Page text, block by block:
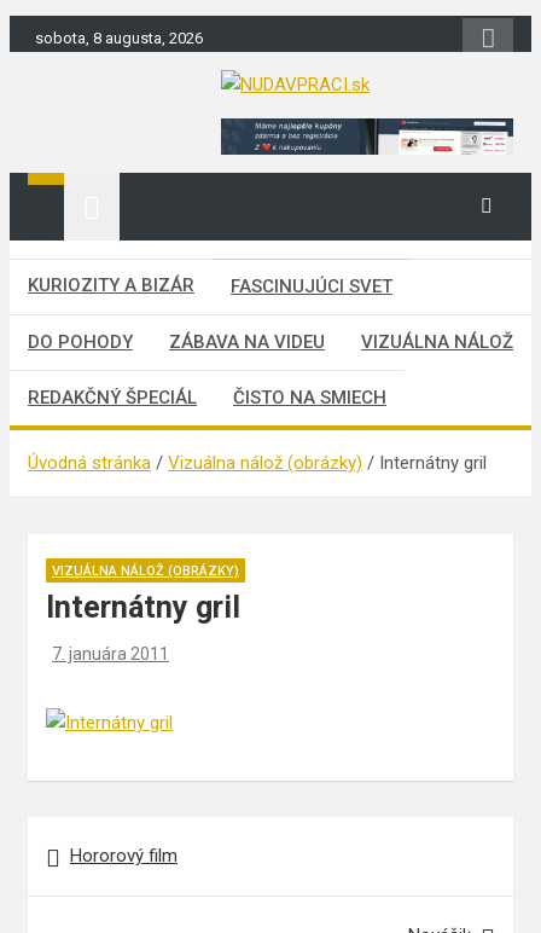
to
sobota, 8 augusta, 2026
nudaVpráci.sk
Zaujímavosti. Bizár. Relax. Zábava. Od
2010!
KURIOZITY A BIZÁR FASCINUJÚCI SVET
DO POHODY ZÁBAVA NA VIDEU VIZUÁLNA NÁLOŽ
REDAKČNÝ ŠPECIÁL ČISTO NA SMIECH
Úvodná stránka Vizuálna nálož (obrázky) Internátny gril
VIZUÁLNA NÁLOŽ (OBRÁZKY)
Internátny gril
7. januára 2011
Hororový film